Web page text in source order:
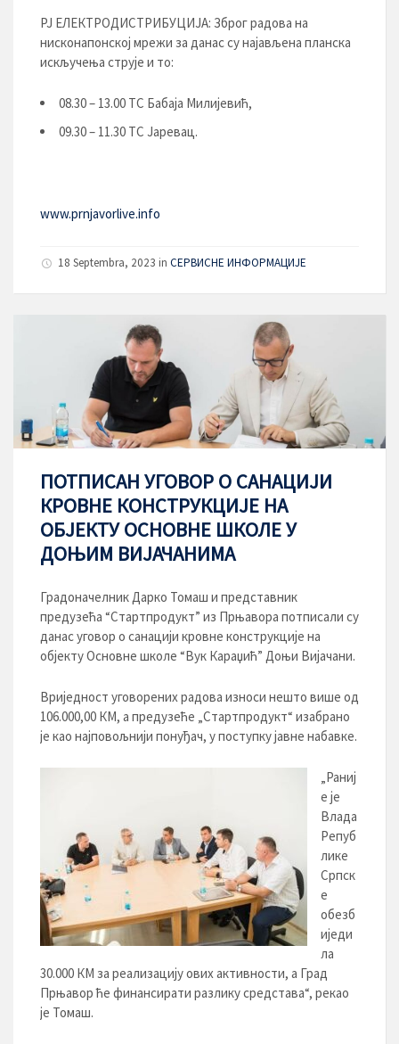
РЈ ЕЛЕКТРОДИСТРИБУЦИЈA: Зброг радова на
нисконапонској мрежи за данас су најављена планска
искључења струје и то:
08.30 – 13.00 ТС Бабаја Милијевић,
09.30 – 11.30 ТС Јаревац.
www.prnjavorlive.info
18 Septembra, 2023 in СЕРВИСНЕ ИНФОРМАЦИЈЕ
ПОТПИСАН УГОВОР О САНАЦИЈИ
КРОВНЕ КОНСТРУКЦИЈЕ НА
ОБЈЕКТУ ОСНОВНЕ ШКОЛЕ У
ДОЊИМ ВИЈАЧАНИМА
Градоначелник Дарко Томаш и представник
предузећа “Стартпродукт” из Прњавора потписали су
данас уговор о санацији кровне конструкције на
објекту Основне школе “Вук Караџић” Доњи Вијачани.
Вриједност уговорених радова износи нешто више од
106.000,00 КМ, а предузеће „Стартпродукт“ изабрано
је као најповољнији понуђач, у поступку јавне набавке.
„Раниј
е је
Влада
Репуб
лике
Српск
е
обезб
иједи
ла
30.000 КМ за реализацију ових активности, а Град
Прњавор ће финансирати разлику средстава“, рекао
је Томаш.